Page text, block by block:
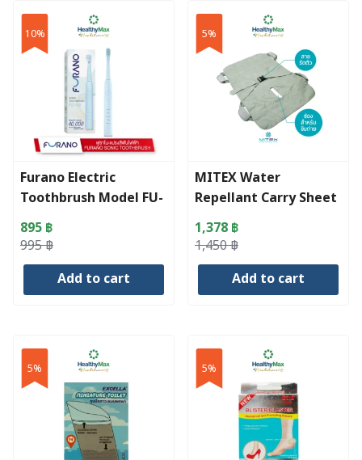
10%
Furano Electric
Toothbrush Model FU-
100 Blue
995฿
Original
price
895 ฿
Current
price
Add to cart
5%
MITEX Water
Repellant Carry Sheet
1,450฿
Original
price
1,378 ฿
Current
price
Add to cart
5% 5%